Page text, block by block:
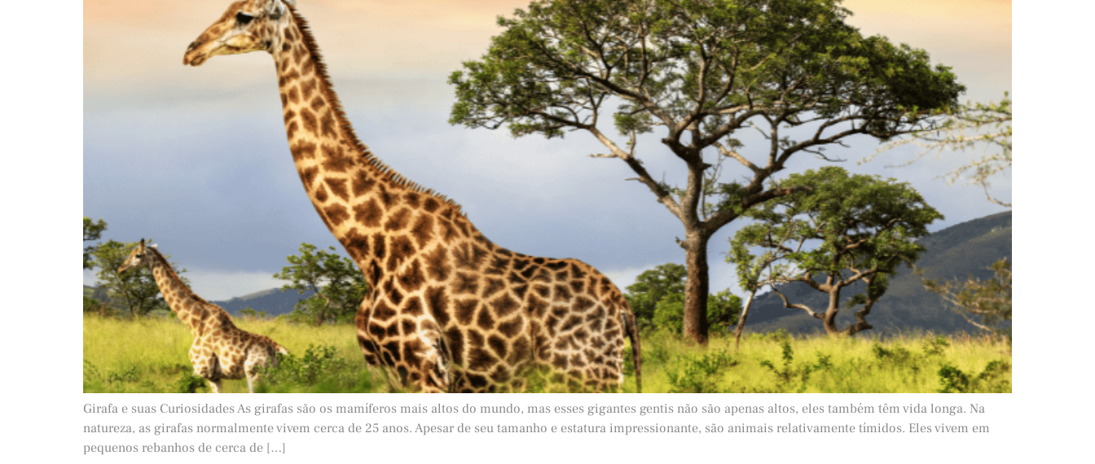
Girafa e suas Curiosidades As girafas são os mamíferos mais altos do mundo, mas esses gigantes gentis não são apenas altos, eles também têm vida longa. Na
natureza, as girafas normalmente vivem cerca de 25 anos. Apesar de seu tamanho e estatura impressionante, são animais relativamente tímidos. Eles vivem em
pequenos rebanhos de cerca de […]